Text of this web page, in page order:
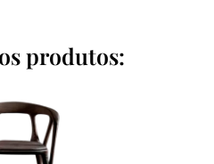
produtos: